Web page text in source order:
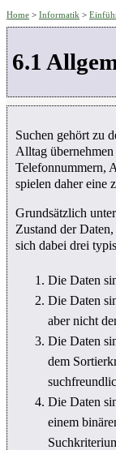
Home > Informatik >
6.1
Suchen gehört zu
Alltag
Telefonnummern,
spielen daher eine
Grundsätzlich
Zustand der
sich dabei drei
Die Daten
Die Daten
aber nicht
Die Daten
dem
Die Daten
einem